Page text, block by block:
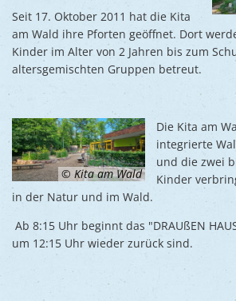
WALD"
Seit 17. Oktober 2011 hat die Kita
am Wald ihre Pforten geöffnet. Dort
Kinder im Alter von 2 Jahren bis zum
altersgemischten Gruppen betreut.
© Kita am Wald
Die Kita am
integrierte
und die zwei
Kinder
in der Natur und im Wald.
Ab 8:15 Uhr beginnt das "DRAUßEN
um 12:15 Uhr wieder zurück sind.